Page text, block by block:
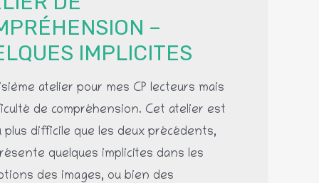
–
IMPLICITES
atelier pour mes CP lecteurs mais
de compréhension. Cet atelier est
plus difficile que les deux précédents,
quelques implicites dans les
des images, ou bien des